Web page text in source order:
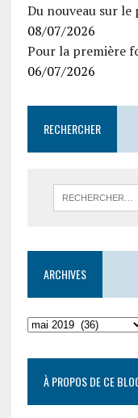
Du nouveau sur
08/07/2026
Pour la première
06/07/2026
RECHERCHER
ARCHIVES
À PROPOS DE CE